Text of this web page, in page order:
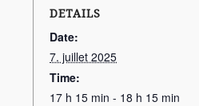
DETAILS
Date:
7. juillet 2025
Time:
17 h 15 min - 18 h 15 min